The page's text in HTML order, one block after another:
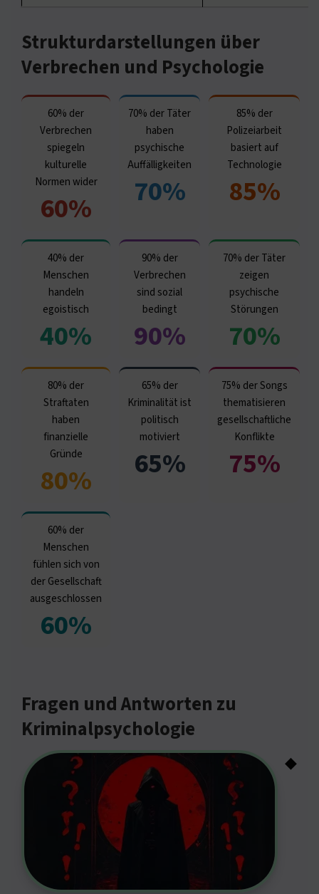
Strukturdarstellungen über
Verbrechen und Psychologie
60% der
Verbrechen
spiegeln
kulturelle
Normen wider
60%
70% der Täter
haben
psychische
Auffälligkeiten
70%
85% der
Polizeiarbeit
basiert auf
Technologie
85%
40% der
Menschen
handeln
egoistisch
40%
90% der
Verbrechen
sind sozial
bedingt
90%
70% der Täter
zeigen
psychische
Störungen
70%
80% der
Straftaten
haben
finanzielle
Gründe
80%
65% der
Kriminalität ist
politisch
motiviert
65%
75% der Songs
thematisieren
gesellschaftliche
Konflikte
75%
60% der
Menschen
fühlen sich von
der Gesellschaft
ausgeschlossen
60%
Fragen und Antworten zu
Kriminalpsychologie
◆